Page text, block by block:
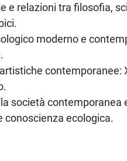
e relazioni tra filosofia,
moderno e
contemporanee:
società contemporanea
conoscienza ecologica.